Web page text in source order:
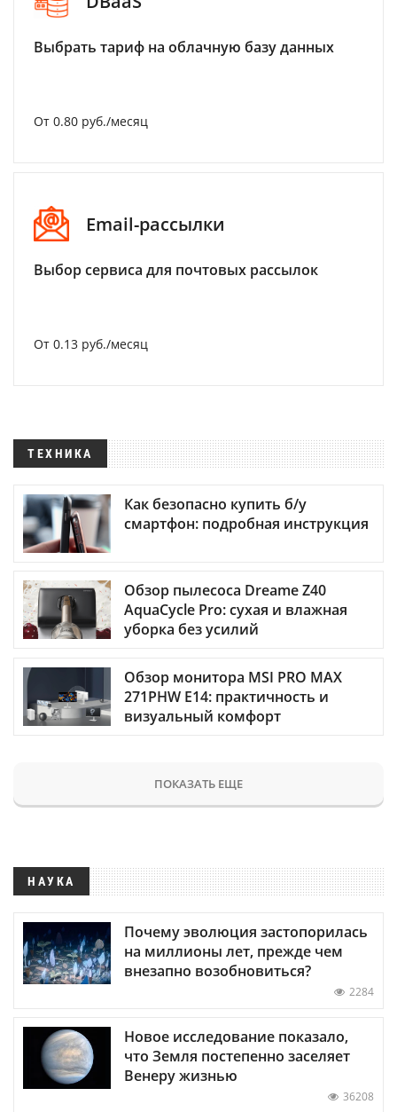
Выбрать тариф на облачную базу данных
От 0.80 руб./месяц
Email-рассылки
Выбор сервиса для почтовых рассылок
От 0.13 руб./месяц
ТЕХНИКА
Как безопасно купить б/у
смартфон: подробная инструкция
Обзор пылесоса Dreame Z40
AquaCycle Pro: сухая и влажная
уборка без усилий
Обзор монитора MSI PRO MAX
271PHW E14: практичность и
визуальный комфорт
ПОКАЗАТЬ ЕЩЕ
НАУКА
Почему эволюция застопорилась
на миллионы лет, прежде чем
внезапно возобновиться?
2284
Новое исследование показало,
что Земля постепенно заселяет
Венеру жизнью
36208